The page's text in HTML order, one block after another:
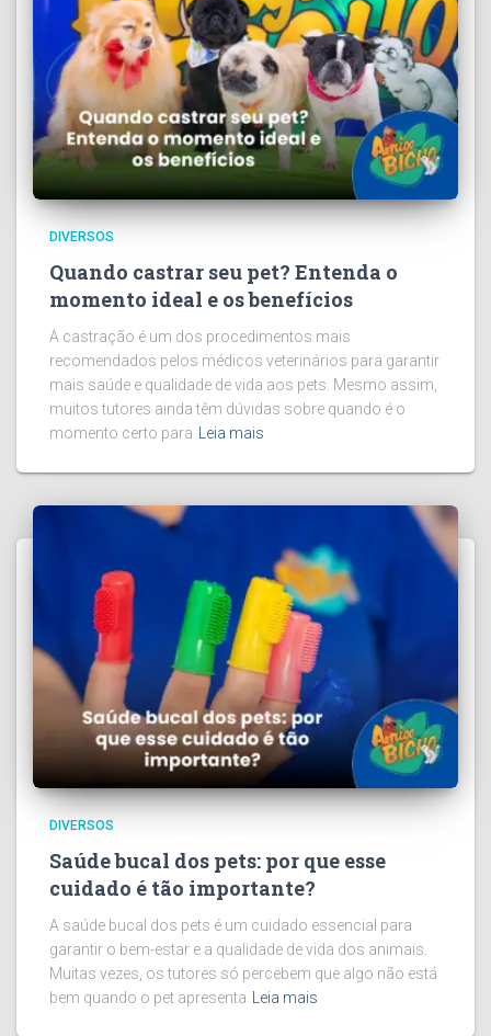
DIVERSOS
Quando castrar seu pet? Entenda o
momento ideal e os benefícios
A castração é um dos procedimentos mais
recomendados pelos médicos veterinários para garantir
mais saúde e qualidade de vida aos pets. Mesmo assim,
muitos tutores ainda têm dúvidas sobre quando é o
momento certo para
Leia mais
DIVERSOS
Saúde bucal dos pets: por que esse
cuidado é tão importante?
A saúde bucal dos pets é um cuidado essencial para
garantir o bem-estar e a qualidade de vida dos animais.
Muitas vezes, os tutores só percebem que algo não está
bem quando o pet apresenta Leia mais